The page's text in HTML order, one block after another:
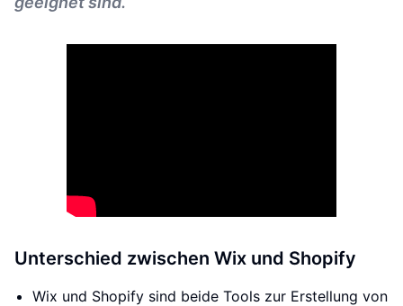
Unterschied zwischen Wix und Shopify
Wix und Shopify sind beide Tools zur Erstellung von